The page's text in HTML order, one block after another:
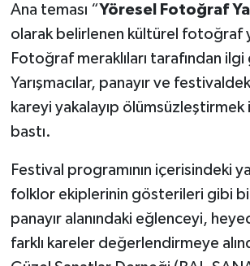
Ana teması “Yöresel Fotoğraf
olarak belirlenen kültürel fotoğraf
Fotoğraf meraklıları tarafından
Yarışmacılar, panayır ve
kareyi yakalayıp
bastı.
Festival programının içerisindeki
folklor ekiplerinin gösterileri gibi
panayır alanındaki eğlenceyi,
farklı kareler değerlendirmeye